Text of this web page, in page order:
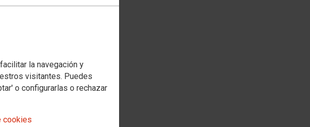
la navegación y
visitantes. Puedes
o configurarlas o rechazar
cookies